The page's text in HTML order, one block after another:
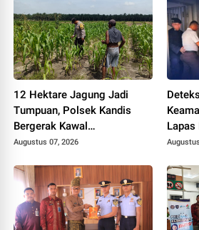
12 Hektare Jagung Jadi
Tumpuan, Polsek Kandis
Bergerak Kawal
Swasembada Pangan
Augustus 07, 2026
Lapas
Gelar